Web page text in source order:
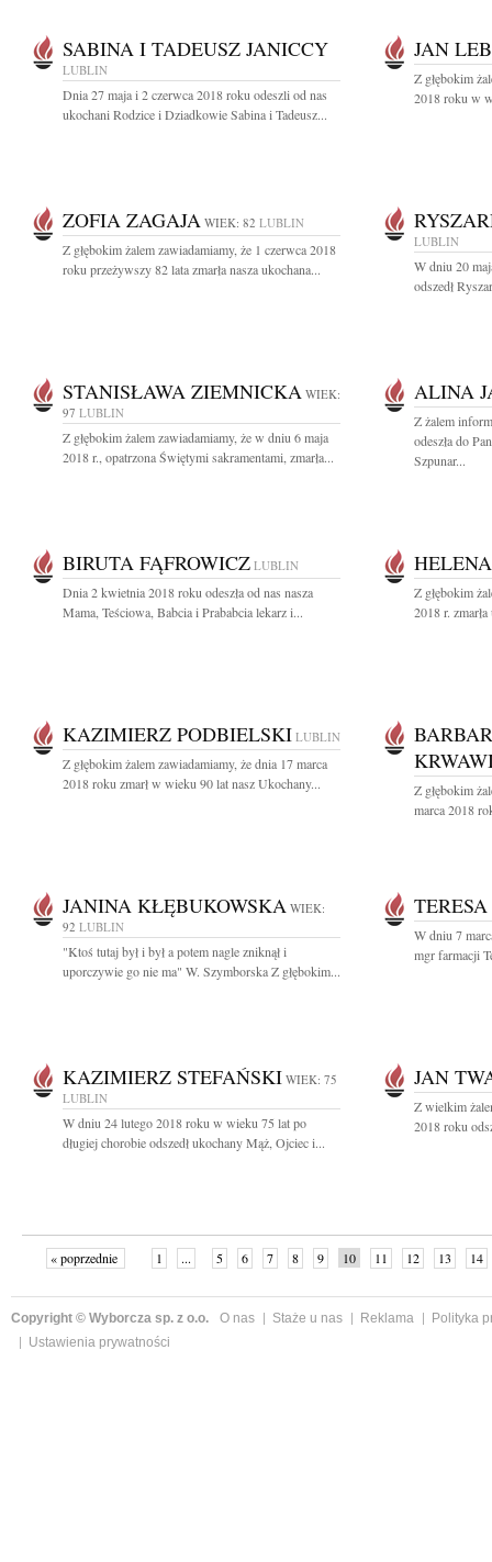
SABINA I TADEUSZ JANICCY
LUBLIN
Dnia 27 maja i 2 czerwca 2018 roku odeszli od nas
ukochani Rodzice i Dziadkowie Sabina i Tadeusz...
JAN
Z głębokim
2018 roku w
ZOFIA ZAGAJA WIEK: 82 LUBLIN
Z głębokim żalem zawiadamiamy, że 1 czerwca 2018
roku przeżywszy 82 lata zmarła nasza ukochana...
LUBLIN
W dniu 20
odszedł
STANISŁAWA ZIEMNICKA WIEK:
97 LUBLIN
Z głębokim żalem zawiadamiamy, że w dniu 6 maja
2018 r., opatrzona Świętymi sakramentami, zmarła...
ALINA
Z żalem
odeszła do
Szpunar...
BIRUTA FĄFROWICZ LUBLIN
Dnia 2 kwietnia 2018 roku odeszła od nas nasza
Mama, Teściowa, Babcia i Prababcia lekarz i...
Z głębokim
2018 r.
KAZIMIERZ PODBIELSKI LUBLIN
Z głębokim żalem zawiadamiamy, że dnia 17 marca
2018 roku zmarł w wieku 90 lat nasz Ukochany...
Z głębokim
marca 2018
JANINA KŁĘBUKOWSKA WIEK:
92 LUBLIN
"Ktoś tutaj był i był a potem nagle zniknął i
uporczywie go nie ma" W. Szymborska Z głębokim...
W dniu 7
mgr farmacji
KAZIMIERZ STEFAŃSKI WIEK: 75
LUBLIN
W dniu 24 lutego 2018 roku w wieku 75 lat po
długiej chorobie odszedł ukochany Mąż, Ojciec i...
JAN
Z wielkim
2018 roku
« poprzednie 1 ... 5 6 7 8 9 10 11 12 13 14
Copyright © Wyborcza sp. z o.o. O nas Staże u nas Reklama
Polityka
Ustawienia prywatności